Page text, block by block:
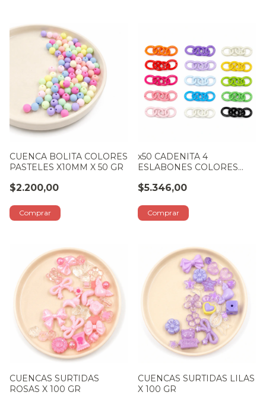
CUENCA BOLITA COLORES
PASTELES X10MM X 50 GR
$2.200,00
x50 CADENITA 4
ESLABONES COLORES
$5.346,00
CUENCAS SURTIDAS
ROSAS X 100 GR
CUENCAS SURTIDAS LILAS
X 100 GR